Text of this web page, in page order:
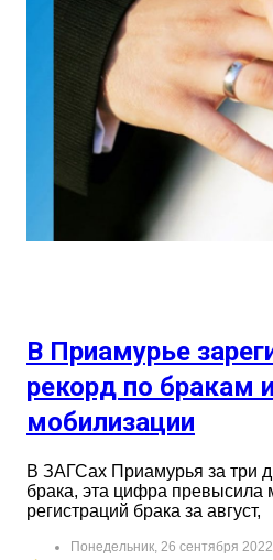
В Приамурье
рекорд по бракам
мобилизации
В ЗАГСах Приамурья за три
брака, эта цифра превысила
регистраций брака за август,
Понедельник, 26 сентября